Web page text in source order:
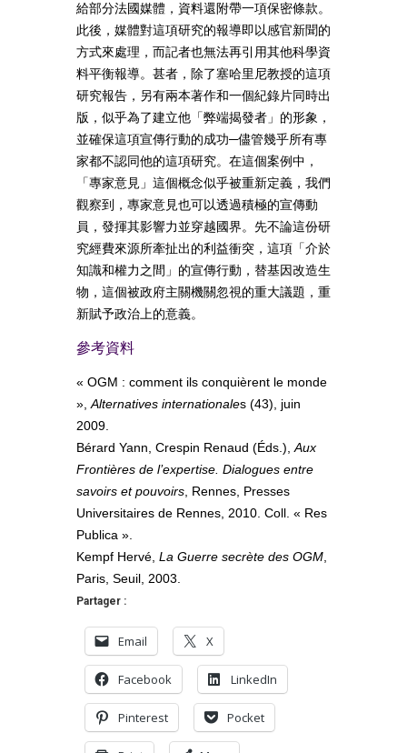
給部分法國媒體，資料還附帶一項保密條款。
此後，媒體對這項研究的報導即以感官新聞的
方式來處理，而記者也無法再引用其他科學資
料平衡報導。甚者，除了塞哈里尼教授的這項
研究報告，另有兩本著作和一個紀錄片同時出
版，似乎為了建立他「弊端揭發者」的形象，
並確保這項宣傳行動的成功─儘管幾乎所有專
家都不認同他的這項研究。在這個案例中，
「專家意見」這個概念似乎被重新定義，我們
觀察到，專家意見也可以透過積極的宣傳動
員，發揮其影響力並穿越國界。先不論這份研
究經費來源所牽扯出的利益衝突，這項「介於
知識和權力之間」的宣傳行動，替基因改造生
物，這個被政府主關機關忽視的重大議題，重
新賦予政治上的意義。
參考資料
« OGM : comment ils conquièrent le monde
», Alternatives internationales (43), juin
2009.
Bérard Yann, Crespin Renaud (Éds.), Aux
Frontières de l’expertise. Dialogues entre
savoirs et pouvoirs , Rennes, Presses
Universitaires de Rennes, 2010. Coll. « Res
Publica ».
Kempf Hervé, La Guerre secrète des OGM
Paris, Seuil, 2003.
Partager :
Email X
Facebook LinkedIn
Pinterest Pocket